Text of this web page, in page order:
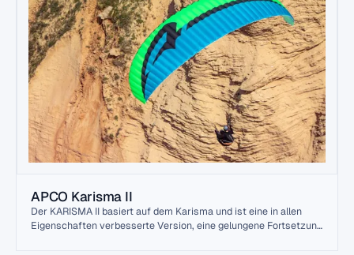
APCO Karisma II
Der KARISMA II basiert auf dem Karisma und ist eine in allen
Eigenschaften verbesserte Version, eine gelungene Fortsetzung